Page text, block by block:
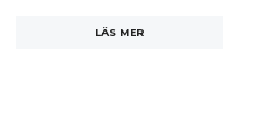
LÄS MER